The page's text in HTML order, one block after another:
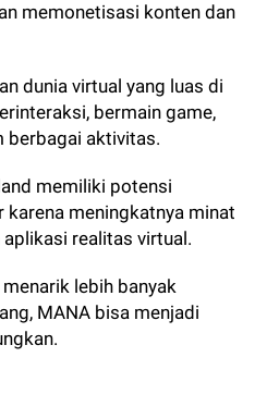
memonetisasi konten dan
dunia virtual yang luas di
bermain game,
berbagai aktivitas.
memiliki potensi
karena meningkatnya minat
realitas virtual.
lebih banyak
MANA bisa menjadi